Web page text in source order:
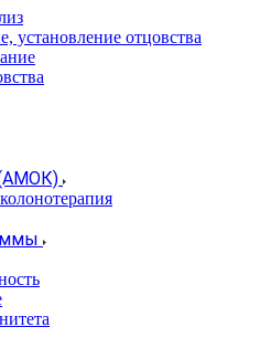
установление отцовства
(АМОК)